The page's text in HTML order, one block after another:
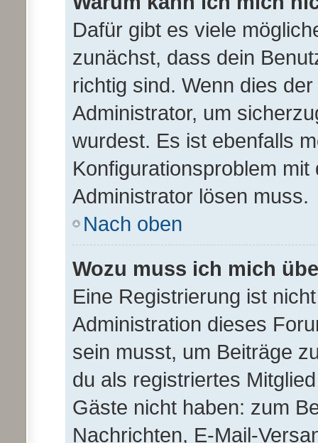
Dafür gibt es viele
zunächst, dass dein
richtig sind. Wenn dies
Administrator, um
wurdest. Es ist ebenfalls
Konfigurationsproblem
Administrator lösen muss.
Nach oben
Wozu muss ich mich
Eine Registrierung ist
Administration dieses
sein musst, um Beiträge
du als registriertes
Gäste nicht haben: zum
Nachrichten, E-Mail-